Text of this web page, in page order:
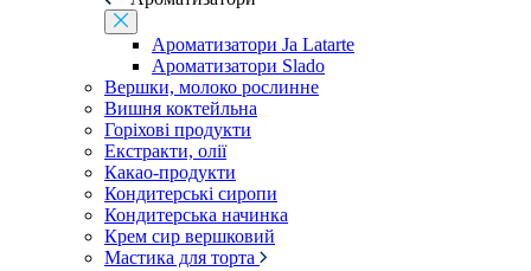
Ароматизатори Ja Latarte
Ароматизатори Slado
Вершки, молоко рослинне
Вишня коктейльна
Горіхові продукти
Екстракти, олії
Какао-продукти
Кондитерські сиропи
Кондитерська начинка
Крем сир вершковий
Мастика для торта